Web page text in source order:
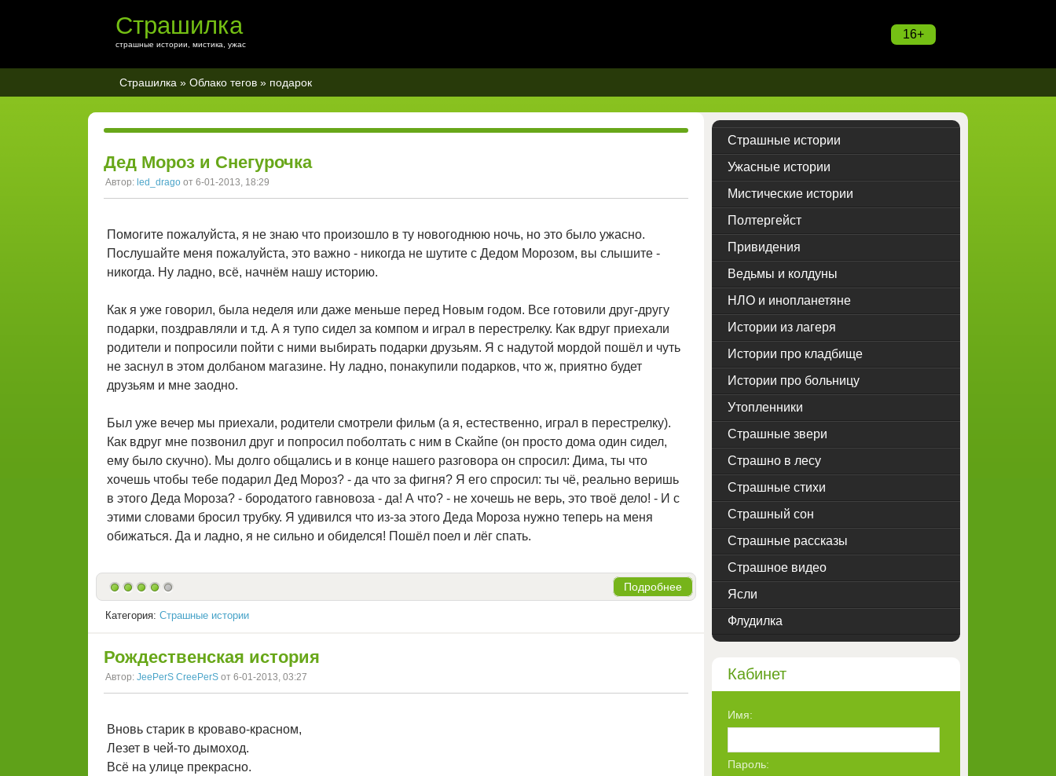
16+
Страшилка
страшные истории, мистика, ужас
Страшилка » Облако тегов » подарок
Дед Мороз и Снегурочка
Автор: led_drago от 6-01-2013, 18:29
Помогите пожалуйста, я не знаю что произошло в ту новогоднюю ночь, но это было ужасно.
Послушайте меня пожалуйста, это важно - никогда не шутите с Дедом Морозом, вы слышите -
никогда. Ну ладно, всё, начнём нашу историю.
Как я уже говорил, была неделя или даже меньше перед Новым годом. Все готовили друг-другу
подарки, поздравляли и т.д. А я тупо сидел за компом и играл в перестрелку. Как вдруг приехали
родители и попросили пойти с ними выбирать подарки друзьям. Я с надутой мордой пошёл и чуть
не заснул в этом долбаном магазине. Ну ладно, понакупили подарков, что ж, приятно будет
друзьям и мне заодно.
Был уже вечер мы приехали, родители смотрели фильм (а я, естественно, играл в перестрелку).
Как вдруг мне позвонил друг и попросил поболтать с ним в Скайпе (он просто дома один сидел,
ему было скучно). Мы долго общались и в конце нашего разговора он спросил: Дима, ты что
хочешь чтобы тебе подарил Дед Мороз? - да что за фигня? Я его спросил: ты чё, реально веришь
в этого Деда Мороза? - бородатого гавновоза - да! А что? - не хочешь не верь, это твоё дело! - И с
этими словами бросил трубку. Я удивился что из-за этого Деда Мороза нужно теперь на меня
обижаться. Да и ладно, я не сильно и обиделся! Пошёл поел и лёг спать.
Подробнее
Категория: Страшные истории
Рождественская история
Автор: JeePerS CreePerS от 6-01-2013, 03:27
Вновь старик в кроваво-красном,
Лезет в чей-то дымоход.
Всё на улице прекрасно.
Страшные истории
Ужасные истории
Мистические истории
Полтергейст
Привидения
Ведьмы и колдуны
НЛО и инопланетяне
Истории из лагеря
Истории про кладбище
Истории про больницу
Утопленники
Страшные звери
Страшно в лесу
Страшные стихи
Страшный сон
Страшные рассказы
Страшное видео
Ясли
Флудилка
Кабинет
Имя:
Пароль: